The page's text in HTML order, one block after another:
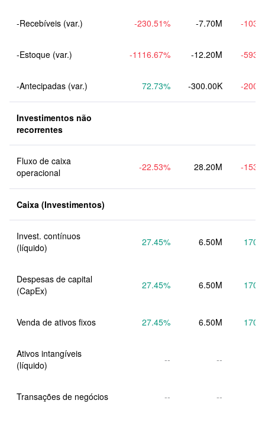
-Recebíveis (var.) -230.51% -7.70M -
-Estoque (var.) -1116.67% -12.20M -
-Antecipadas (var.) 72.73% -300.00K -
Investimentos não
recorrentes
Fluxo de caixa
operacional
-22.53% 28.20M -
Caixa (Investimentos)
Invest. contínuos
(líquido)
27.45% 6.50M
Despesas de capital
(CapEx)
27.45% 6.50M
Venda de ativos fixos 27.45% 6.50M
Ativos intangíveis
(líquido)
-- --
Transações de negócios -- --